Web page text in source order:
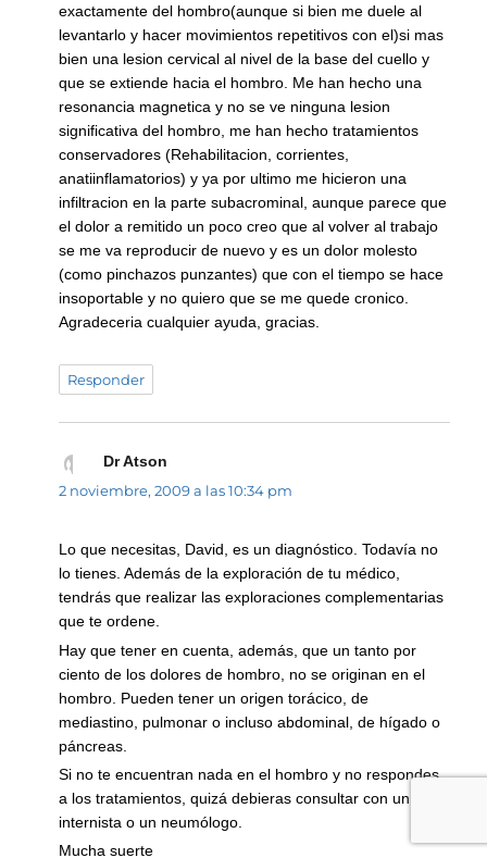
exactamente del hombro(aunque si bien me duele al
levantarlo y hacer movimientos repetitivos con el)si mas
bien una lesion cervical al nivel de la base del cuello y
que se extiende hacia el hombro. Me han hecho una
resonancia magnetica y no se ve ninguna lesion
significativa del hombro, me han hecho tratamientos
conservadores (Rehabilitacion, corrientes,
anatiinflamatorios) y ya por ultimo me hicieron una
infiltracion en la parte subacrominal, aunque parece que
el dolor a remitido un poco creo que al volver al trabajo
se me va reproducir de nuevo y es un dolor molesto
(como pinchazos punzantes) que con el tiempo se hace
insoportable y no quiero que se me quede cronico.
Agradeceria cualquier ayuda, gracias.
Responder
Dr Atson
2 noviembre, 2009 a las 10:34 pm
Lo que necesitas, David, es un diagnóstico. Todavía no
lo tienes. Además de la exploración de tu médico,
tendrás que realizar las exploraciones complementarias
que te ordene.
Hay que tener en cuenta, además, que un tanto por
ciento de los dolores de hombro, no se originan en el
hombro. Pueden tener un origen torácico, de
mediastino, pulmonar o incluso abdominal, de hígado o
páncreas.
Si no te encuentran nada en el hombro y no respondes
a los tratamientos, quizá debieras consultar con un
internista o un neumólogo.
Mucha suerte